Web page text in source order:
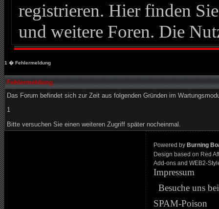
registrieren. Hier finden
und weitere Foren. Die
1 � Fehlermeldung
Fehlermeldung
Das Forum befindet sich zur Zeit aus folgenden Gründen im
1
Bitte versuchen Sie einen weiteren Zugriff später nocheinmal.
Powered by Burning
Design based on Red
Add-ons and WEB2-
Impressum
Besuche uns
SPAM-Poison